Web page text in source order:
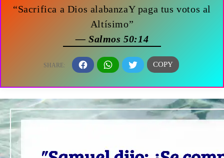
“Sacrifica a Dios alabanzaY paga tus votos al
Altísimo”
— Salmos 50:14